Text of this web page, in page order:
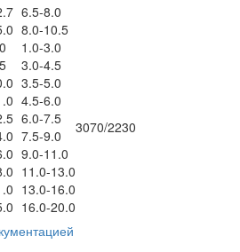
6.5-8.0
8.0-10.5
1.0-3.0
3070/2230
3.0-4.5
3.5-5.0
4.5-6.0
6.0-7.5
7.5-9.0
9.0-11.0
11.0-13.0
13.0-16.0
16.0-20.0